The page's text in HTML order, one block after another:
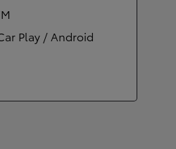
Play / Android